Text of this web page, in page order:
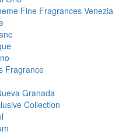
Fine Fragrances Venezia
Fragrance
Granada
Collection